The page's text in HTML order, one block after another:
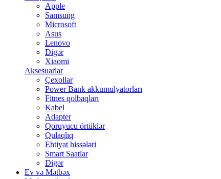
Apple
Samsung
Microsoft
Asus
Lenovo
Digər
Xiaomi
Aksesuarlar
Çexollar
Power Bank akkumulyatorları
Fitnes qolbaqları
Kabel
Adapter
Qoruyucu örtüklər
Qulaqlıq
Ehtiyat hissələri
Smart Saatlar
Digər
Ev və Mətbəx